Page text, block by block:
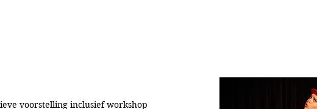
voorstelling inclusief workshop